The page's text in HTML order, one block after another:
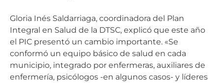
Gloria Inés Saldarriaga, coordinadora del Plan
Integral en Salud de la DTSC, explicó que este año
el PIC presentó un cambio importante. «Se
conformó un equipo básico de salud en cada
municipio, integrado por enfermeras, auxiliares de
enfermería, psicólogos -en algunos casos- y líderes